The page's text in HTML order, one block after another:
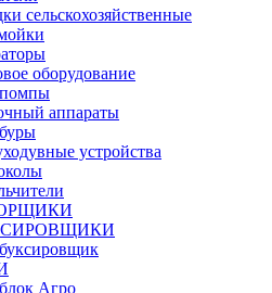
сельскохозяйственные
оборудование
аппараты
устройства
Агро